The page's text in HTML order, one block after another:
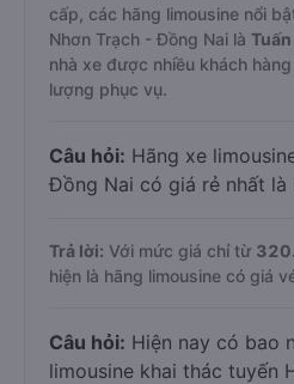
cấp, các hãng limousine nổi
Nhơn Trạch - Đồng Nai là
nhà xe được nhiều khách
lượng phục vụ.
Câu hỏi: Hãng xe
Đồng Nai có giá rẻ nhất là
Trả lời: Với mức giá chỉ từ
hiện là hãng limousine có giá
Câu hỏi: Hiện nay có bao
limousine khai thác tuyến